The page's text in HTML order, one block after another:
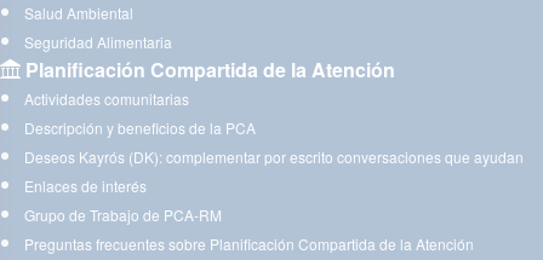
Salud Ambiental
Seguridad Alimentaria
Planificación Compartida de la Atención
Actividades comunitarias
Descripción y beneficios de la PCA
Deseos Kayrós (DK): complementar por escrito conversaciones que ayudan
Enlaces de interés
Grupo de Trabajo de PCA-RM
Preguntas frecuentes sobre Planificación Compartida de la Atención